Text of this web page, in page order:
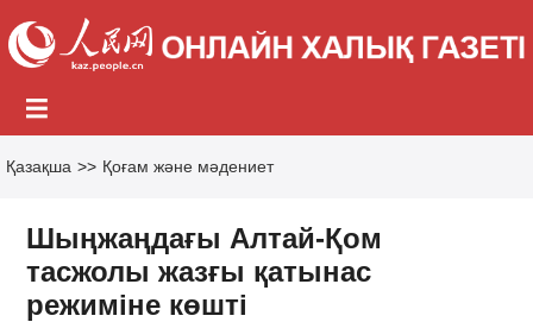
Қазақша >> Қоғам және мәдениет
Шыңжаңдағы Алтай-Қом
тасжолы жазғы қатынас
режиміне көшті